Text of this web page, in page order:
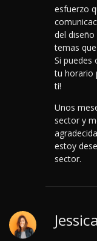
esfuerzo
del
temas
Si puedes
tu horario
ti!
Unos
sector y
estoy
sector.